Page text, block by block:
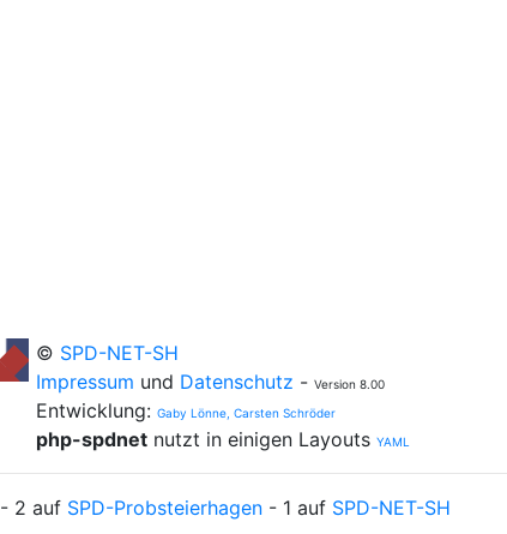
© SPD-NET-SH
Impressum und Datenschutz - Version 8.00
Entwicklung: Gaby Lönne, Carsten Schröder
php-spdnet nutzt in einigen Layouts YAML
- 2 auf SPD-Probsteierhagen - 1 auf SPD-NET-SH